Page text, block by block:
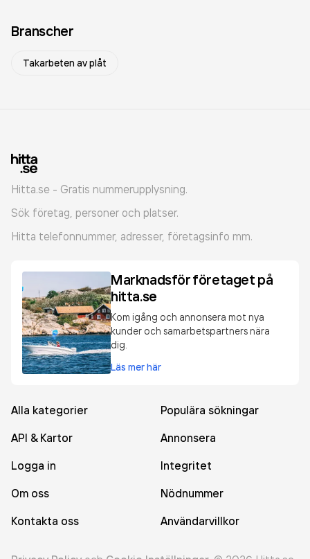
Branscher
Takarbeten av plåt
Hitta.se - Gratis nummerupplysning.
Sök företag, personer och platser.
Hitta telefonnummer, adresser, företagsinfo mm.
Marknadsför företaget på
hitta.se
Kom igång och annonsera mot nya
kunder och samarbetspartners nära
dig.
Läs mer här
Alla kategorier
Populära sökningar
API & Kartor
Annonsera
Logga in
Integritet
Om oss
Nödnummer
Kontakta oss
Användarvillkor